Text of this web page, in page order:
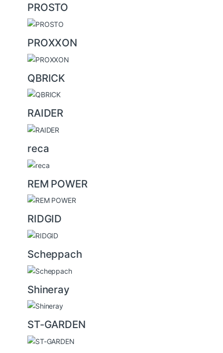
PROSTO
PROXXON
QBRICK
RAIDER
reca
REM POWER
RIDGID
Scheppach
Shineray
ST-GARDEN